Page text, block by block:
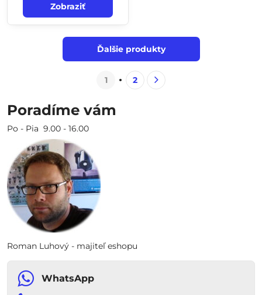
Zobraziť
Ďalšie produkty
1 2
Poradíme vám
Po - Pia 9.00 - 16.00
Roman Luhový - majiteľ eshopu
WhatsApp